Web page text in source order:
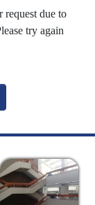
request due to
try again